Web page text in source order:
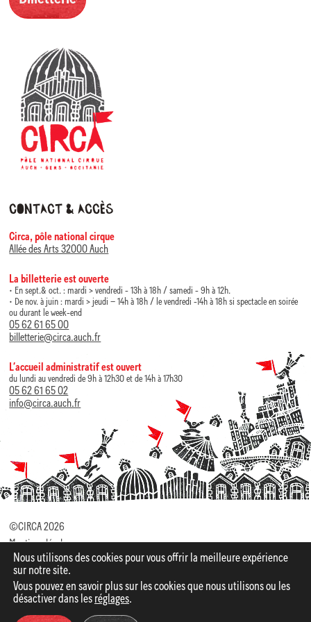
Contact & accès
Circa, pôle national cirque
Allée des Arts 32000 Auch
La billetterie est ouverte
• En sept.& oct. : mardi > vendredi - 13h à 18h / samedi - 9h à 12h.
• De nov. à juin : mardi > jeudi – 14h à 18h / le vendredi -14h à 18h si spectacle en soirée
ou durant le week-end
05 62 61 65 00
billetterie@circa.auch.fr
L’accueil administratif est ouvert
du lundi au vendredi de 9h à 12h30 et de 14h à 17h30
05 62 61 65 02
info@circa.auch.fr
©CIRCA 2026
Mentions légales
Politique de Confidentialité
Identité visuelle parElza Lacotte Site web par Studio
Nous utilisons des cookies pour vous offrir la meilleure expérience
sur notre site.
Vous pouvez en savoir plus sur les cookies que nous utilisons ou les
désactiver dans les réglages.